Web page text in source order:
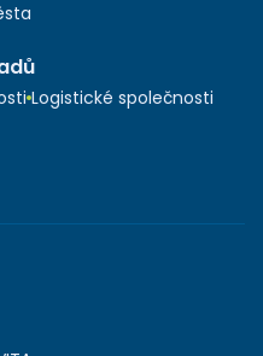
Logistické společnosti